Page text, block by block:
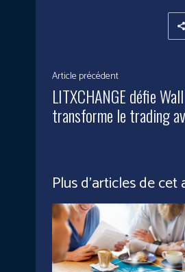
Article précédent
LITXCHANGE défie
transforme le trading
Plus d'articles de cet